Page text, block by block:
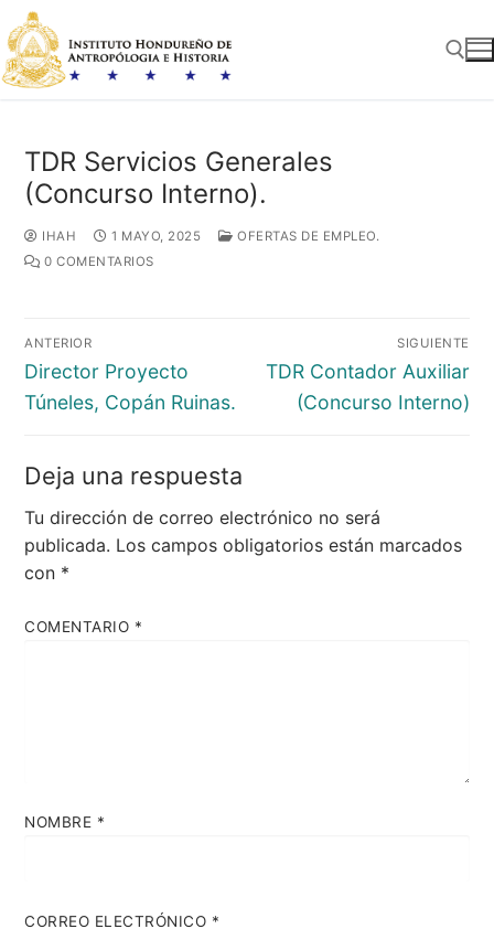
al
contenido
TDR Servicios Generales
(Concurso Interno).
IHAH 1 MAYO, 2025
OFERTAS DE EMPLEO.
0 COMENTARIOS
Navegación
de
entradas
ANTERIOR
Entrada
anterior:
Director Proyecto
Túneles, Copán Ruinas.
SIGUIENTE
Entrada
siguiente:
TDR Contador Auxiliar
(Concurso Interno)
Deja una respuesta
Tu dirección de correo electrónico no será
publicada. Los campos obligatorios están marcados
con *
COMENTARIO *
NOMBRE *
CORREO ELECTRÓNICO *